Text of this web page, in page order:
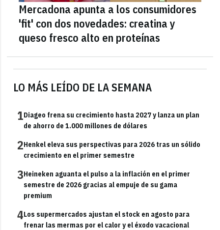
LO MÁS LEÍDO DE LA SEMANA
1Diageo frena su crecimiento hasta 2027 y lanza un plan
de ahorro de 1.000 millones de dólares
2Henkel eleva sus perspectivas para 2026 tras un sólido
crecimiento en el primer semestre
3Heineken aguanta el pulso a la inflación en el primer
semestre de 2026 gracias al empuje de su gama
premium
4Los supermercados ajustan el stock en agosto para
frenar las mermas por el calor y el éxodo vacacional
Mercadona apunta a los consumidores
'fit' con dos novedades: creatina y
queso fresco alto en proteínas